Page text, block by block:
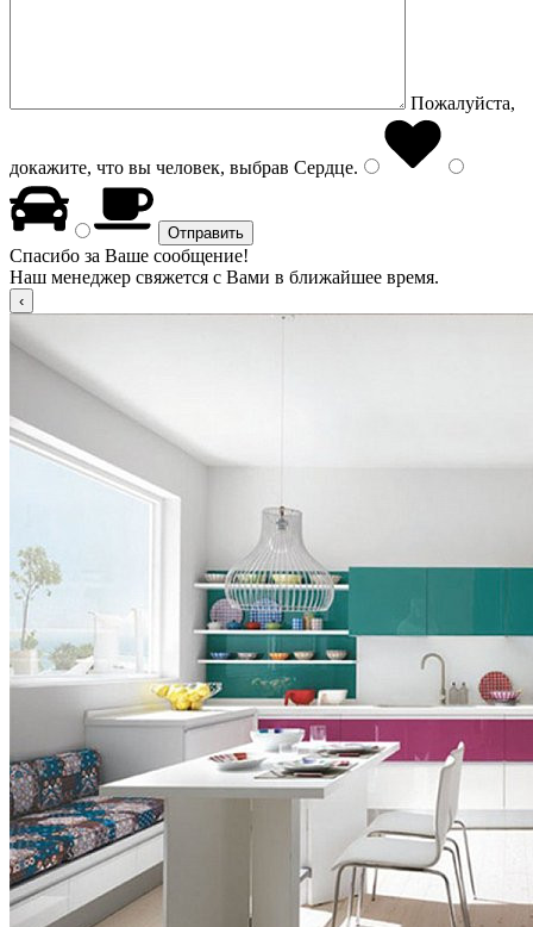
Пожалуйста,
докажите, что вы человек, выбрав Сердце.
Спасибо за Ваше сообщение!
Наш менеджер свяжется с Вами в ближайшее время.